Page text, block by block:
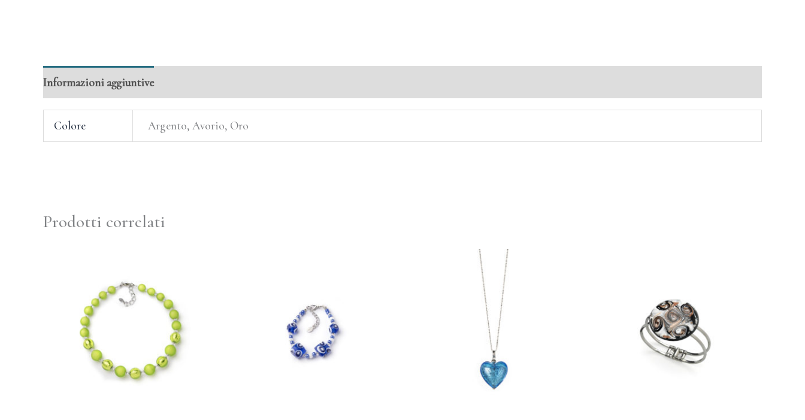
Informazioni aggiuntive
Colore Argento, Avorio, Oro
Prodotti correlati